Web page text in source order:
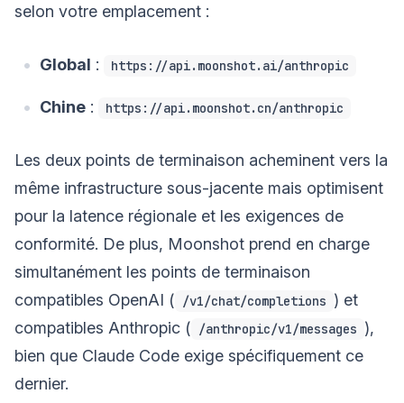
selon votre emplacement :
Global : https://api.moonshot.ai/anthropic
Chine : https://api.moonshot.cn/anthropic
Les deux points de terminaison acheminent vers la
même infrastructure sous-jacente mais optimisent
pour la latence régionale et les exigences de
conformité. De plus, Moonshot prend en charge
simultanément les points de terminaison
compatibles OpenAI ( /v1/chat/completions ) et
compatibles Anthropic ( /anthropic/v1/messages ),
bien que Claude Code exige spécifiquement ce
dernier.